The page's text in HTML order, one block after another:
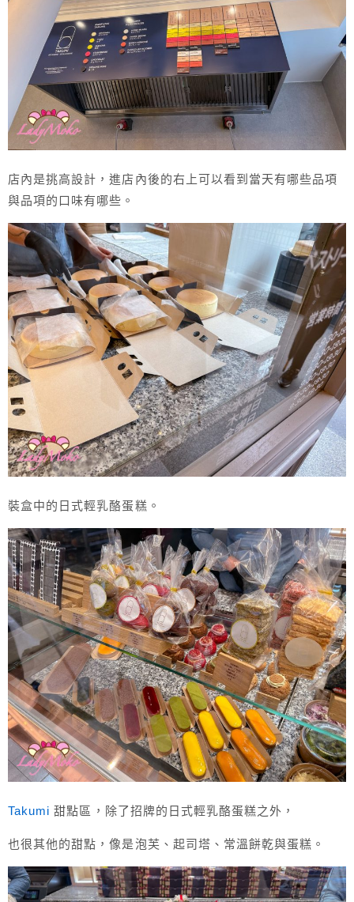
店內是挑高設計，進店內後的右上可以看到當天有哪些品項
與品項的口味有哪些。
裝盒中的日式輕乳酪蛋糕。
Takumi甜點區，除了招牌的日式輕乳酪蛋糕之外，
也很其他的甜點，像是泡芙、起司塔、常溫餅乾與蛋糕。